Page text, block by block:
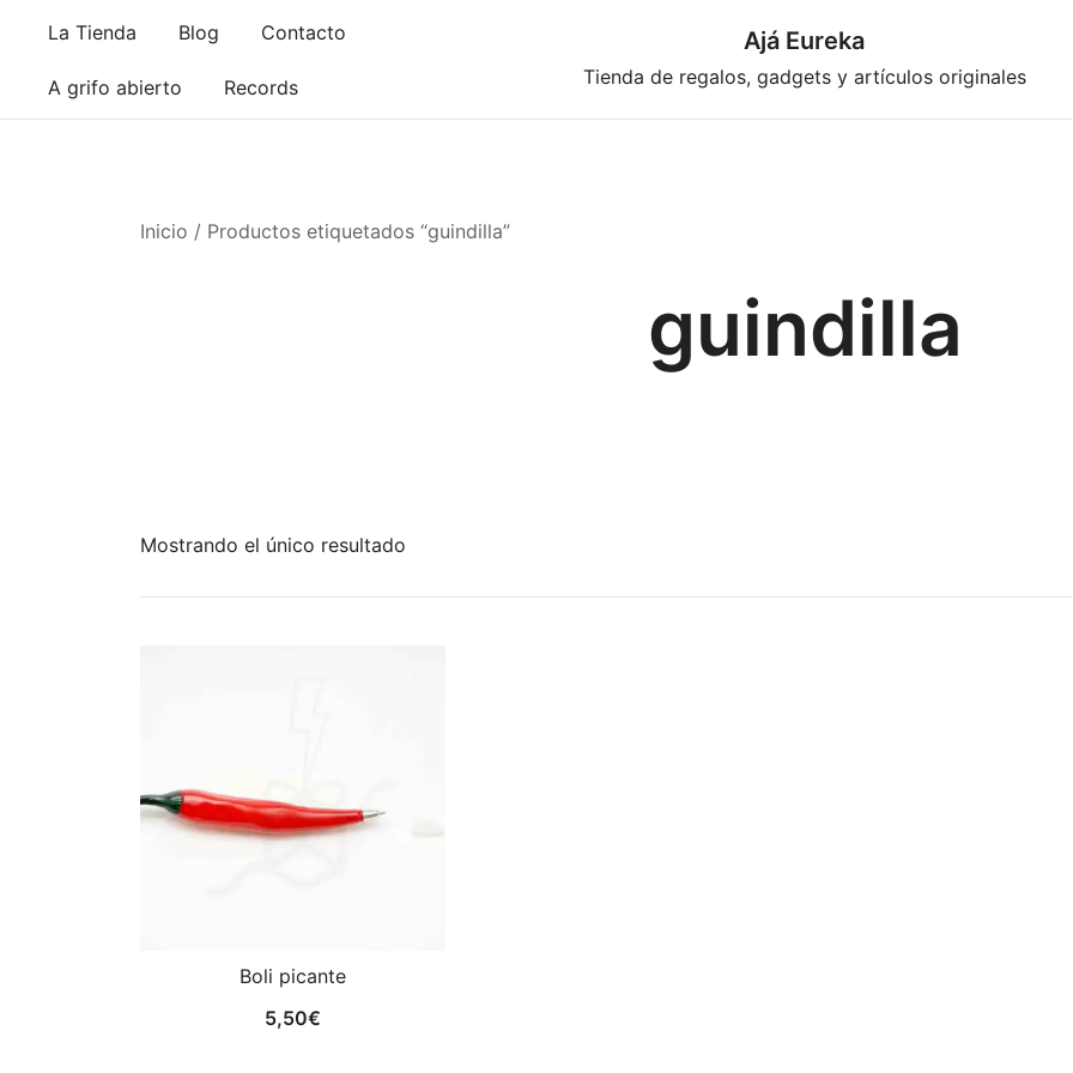
contenido
La Tienda Blog Contacto
A grifo abierto Records
Ajá Eureka
Tienda de regalos, gadgets y artículos originales
Inicio / Productos etiquetados “guindilla”
guindilla
Mostrando el único resultado
Boli picante
5,50€